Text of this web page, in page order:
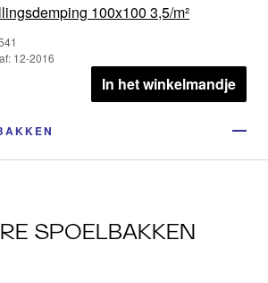
100x100 3,5/m²
12-2016
In het winkelmandje
SPOELBAKKEN